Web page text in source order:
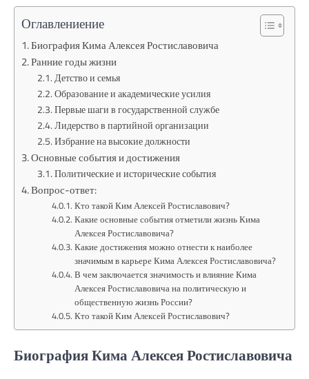
Оглавлениение
Биография Кима Алексея Ростиславовича
Ранние годы жизни
Детство и семья
Образование и академические усилия
Первые шаги в государственной службе
Лидерство в партийной организации
Избрание на высокие должности
Основные события и достижения
Политические и исторические события
Вопрос-ответ:
Кто такой Ким Алексей Ростиславович?
Какие основные события отметили жизнь Кима
Алексея Ростиславовича?
Какие достижения можно отнести к наиболее
значимым в карьере Кима Алексея Ростиславовича?
В чем заключается значимость и влияние Кима
Алексея Ростиславовича на политическую и
общественную жизнь России?
Кто такой Ким Алексей Ростиславович?
Биография Кима Алексея Ростиславовича